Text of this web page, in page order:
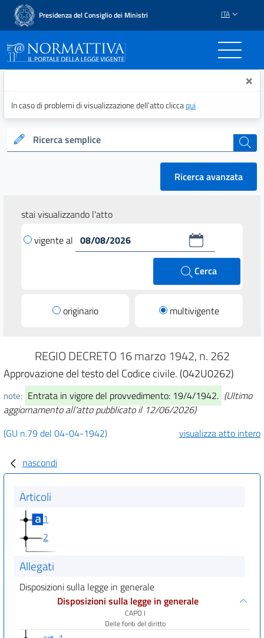
Presidenza del Consiglio dei Ministri ITA
Normattiva - Il portale ×
In caso di problemi di visualizzazione dell’atto cliccaqui
Ricerca semplice cerca
Ricerca avanzata
stai visualizzando l'atto
vigente al
Cerca
originario multivigente
REGIO DECRETO 16 marzo 1942, n. 262
Approvazione del testo del Codice civile. (042U0262)
note: Entrata in vigore del provvedimento: 19/4/1942. (Ultimo
aggiornamento all'atto pubblicato il 12/06/2026)
(GU n.79 del 04-04-1942)
visualizza atto intero
nascondi
Articoli
1
2
Allegati
Disposizioni sulla legge in generale
Disposizioni sulla legge in generale
CAPO I
Delle fonti del diritto